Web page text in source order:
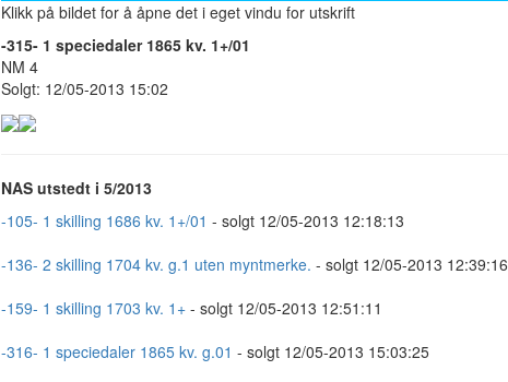
Klikk på bildet for å åpne det i eget vindu for utskrift
-315- 1 speciedaler 1865 kv. 1+/01
NM 4
Solgt: 12/05-2013 15:02
NAS utstedt i 5/2013
-105- 1 skilling 1686 kv. 1+/01 - solgt 12/05-2013 12:18:13
-136- 2 skilling 1704 kv. g.1 uten myntmerke. - solgt 12/05-2013 12:39:16
-159- 1 skilling 1703 kv. 1+- solgt 12/05-2013 12:51:11
-316- 1 speciedaler 1865 kv. g.01 - solgt 12/05-2013 15:03:25